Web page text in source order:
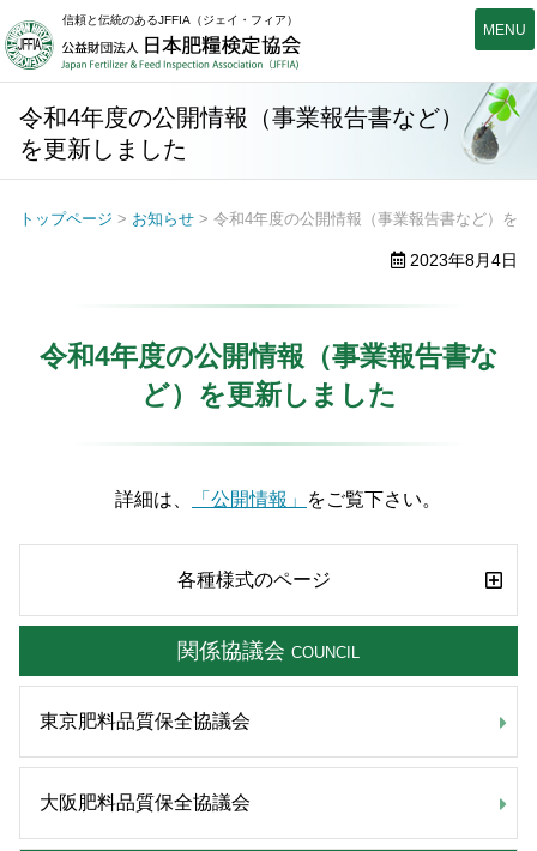
信頼と伝統のあるJFFIA（ジェイ・フィア）
公益財団法人日本肥糧検
令和4年度の公開情報（事業報告書など）
を更新しました
トップページ > お知らせ > 令和4年度の公開情報（事業報告書など）を
2023年8月4日
令和4年度の公開情報（事業報告書な
ど）を更新しました
詳細は、 「公開情報」 をご覧下さい。
各種様式のページ
関係協議会 COUNCIL
東京肥料品質保全協議会
大阪肥料品質保全協議会